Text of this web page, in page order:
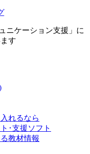
ニケーション支援」に
す
れるなら
･支援ソフト
教材情報